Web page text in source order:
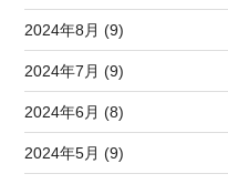
2024年8月 (9)
2024年7月 (9)
2024年6月 (8)
2024年5月 (9)